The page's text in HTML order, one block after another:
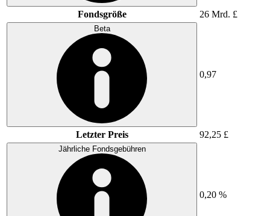
Fondsgröße 26 Mrd. £
Beta
0,97
Letzter Preis 92,25 £
Jährliche Fondsgebühren
0,20 %